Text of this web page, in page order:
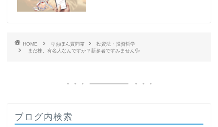
HOME りおぽん質問箱
投資法・投資哲学
まだ株、有名人なんですか？新参者ですみません💦
ブログ内検索